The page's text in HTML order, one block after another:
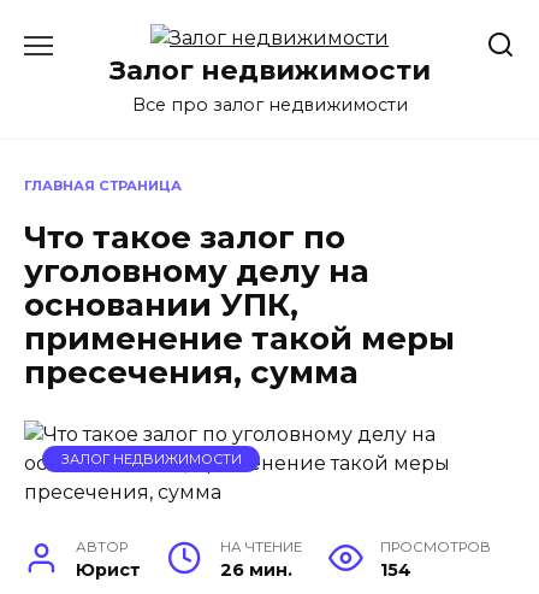
содержаниюЗалог недвижимости
Все про залог недвижимости
ГЛАВНАЯ СТРАНИЦА
Что такое залог по
уголовному делу на
основании УПК,
применение такой меры
пресечения, сумма
ЗАЛОГ НЕДВИЖИМОСТИ
АВТОР
Юрист
НА ЧТЕНИЕ
26 мин.
ПРОСМОТРОВ
154